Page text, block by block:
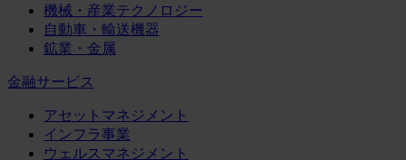
機械・産業テクノロジー
自動車・輸送機器
鉱業・金属
金融サービス
アセットマネジメント
インフラ事業
ウェルスマネジメント